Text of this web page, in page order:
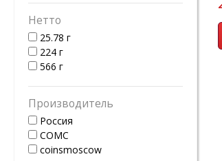
Нетто
25.78 г
224 г
566 г
Производитель
Россия
СОМС
coinsmoscow